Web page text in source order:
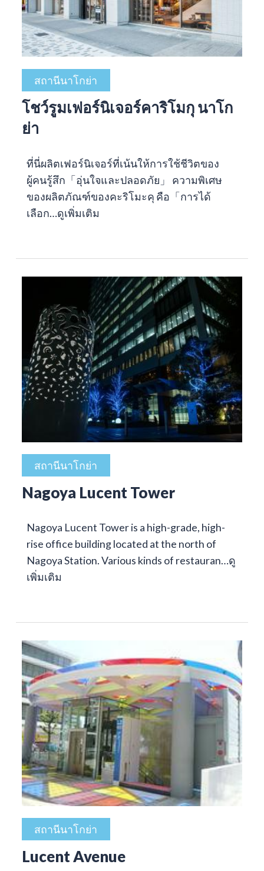
สถานีนาโกย่า
โชว์รูมเฟอร์นิเจอร์คาริโมกุ นาโก
ย่า
ที่นี่ผลิตเฟอร์นิเจอร์ที่เน้นให้การใช้ชีวิตของ
ผู้คนรู้สึก「อุ่นใจและปลอดภัย」 ความพิเศษ
ของผลิตภัณฑ์ของคะริโมะคุ คือ「การได้
เลือก…ดูเพิ่มเติม
สถานีนาโกย่า
Nagoya Lucent Tower
Nagoya Lucent Tower is a high-grade, high-
rise office building located at the north of
Nagoya Station. Various kinds of restauran…ดู
เพิ่มเติม
สถานีนาโกย่า
Lucent Avenue